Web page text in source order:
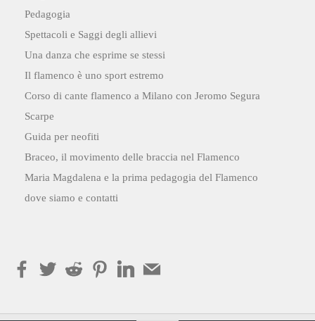
Pedagogia
Spettacoli e Saggi degli allievi
Una danza che esprime se stessi
Il flamenco è uno sport estremo
Corso di cante flamenco a Milano con Jeromo Segura
Scarpe
Guida per neofiti
Braceo, il movimento delle braccia nel Flamenco
Maria Magdalena e la prima pedagogia del Flamenco
dove siamo e contatti